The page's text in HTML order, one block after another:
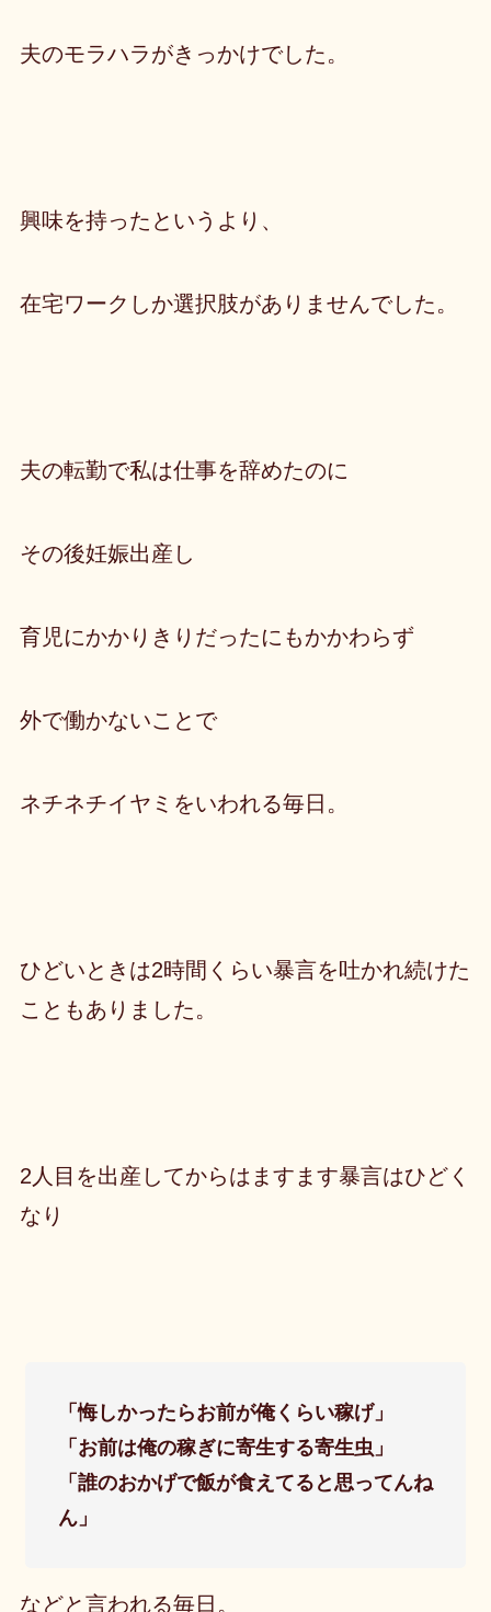
夫のモラハラがきっかけでした。
興味を持ったというより、
在宅ワークしか選択肢がありませんでした。
夫の転勤で私は仕事を辞めたのに
その後妊娠出産し
育児にかかりきりだったにもかかわらず
外で働かないことで
ネチネチイヤミをいわれる毎日。
ひどいときは2時間くらい暴言を吐かれ続けた
こともありました。
2人目を出産してからはますます暴言はひどく
なり
「悔しかったらお前が俺くらい稼げ」
「お前は俺の稼ぎに寄生する寄生虫」
「誰のおかげで飯が食えてると思ってんね
ん」
などと言われる毎日。